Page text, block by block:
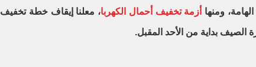
ومنها أزمة تخفيف أحمال الكهربا، معلنا إيقاف خطة تخفيف
الصيف بداية من الأحد المقبل.